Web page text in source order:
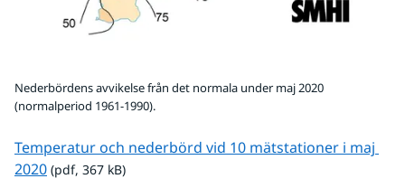
Nederbördens avvikelse från det normala under maj 2020
(normalperiod 1961-1990).
Temperatur och nederbörd vid 10 mätstationer i maj
2020pdf, 367 kB.
(pdf, 367 kB)